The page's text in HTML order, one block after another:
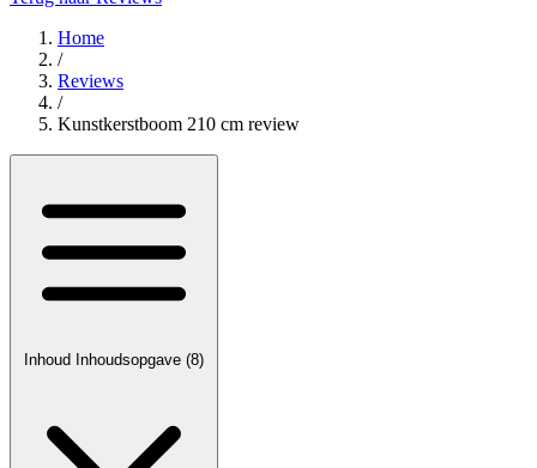
Home
/
Reviews
/
Kunstkerstboom 210 cm review
Inhoud Inhoudsopgave (8)